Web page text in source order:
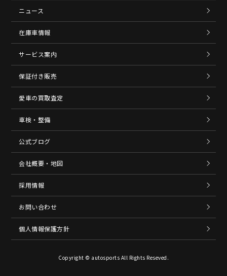
ニュース
在庫車情報
サービス案内
保証付き販売
愛車の買取査定
車検・整備
公式ブログ
会社概要・地図
採用情報
お問い合わせ
個人情報保護方針
Copyright © autosports All Rights Reseved.